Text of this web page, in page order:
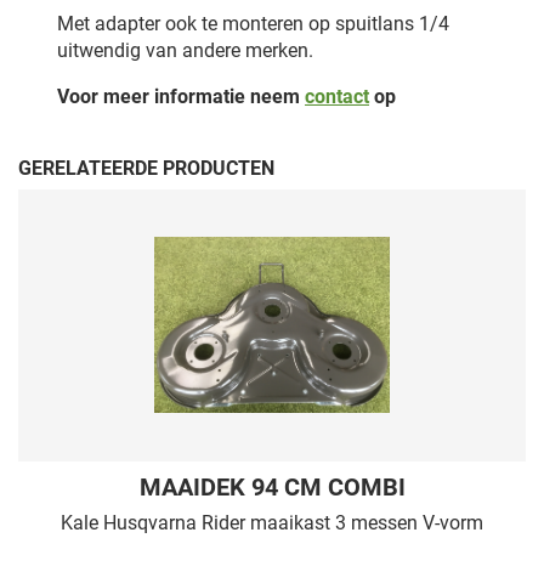
Met adapter ook te monteren op spuitlans 1/4
uitwendig van andere merken.
Voor meer informatie neem contactop
GERELATEERDE PRODUCTEN
MAAIDEK 94 CM COMBI
Kale Husqvarna Rider maaikast 3 messen V-vorm